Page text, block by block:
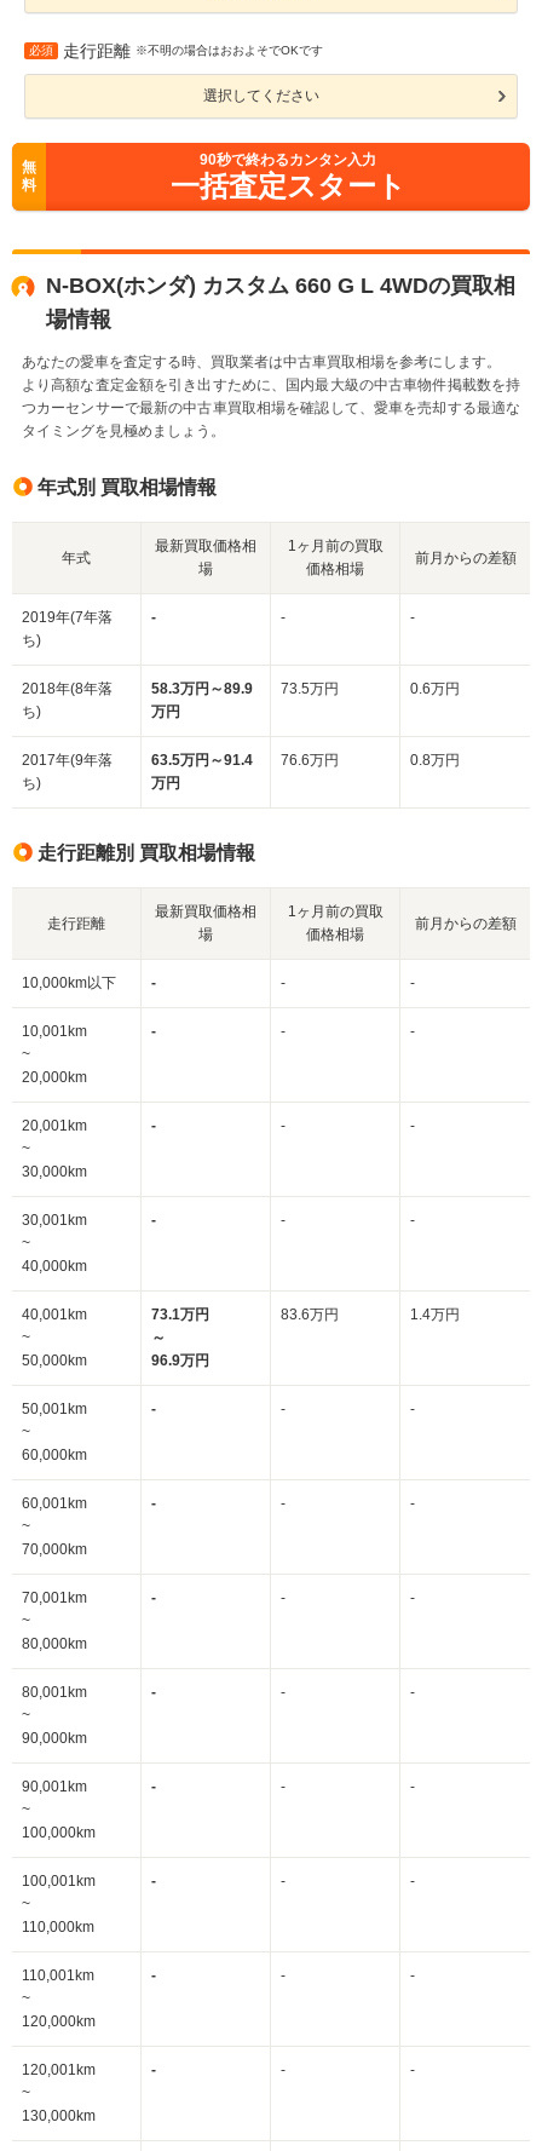
必須 走行距離 ※不明の場合はおおよそでOKです
選択してください
無
料
90秒で終わるカンタン入力
一括査定スタート
N-BOX(ホンダ) カスタム 660 G L 4WDの買取相
場情報
あなたの愛車を査定する時、買取業者は中古車買取相場を参考にします。
より高額な査定金額を引き出すために、国内最大級の中古車物件掲載数を持
つカーセンサーで最新の中古車買取相場を確認して、愛車を売却する最適な
タイミングを見極めましょう。
年式別 買取相場情報
年式
最新買取価格相
場
1ヶ月前の買取
価格相場
前月からの差額
2019年(7年落
ち)
- - -
2018年(8年落
ち)
58.3万円～89.9
万円
73.5万円 0.6万円
2017年(9年落
ち)
63.5万円～91.4
万円
76.6万円 0.8万円
走行距離別 買取相場情報
走行距離
最新買取価格相
場
1ヶ月前の買取
価格相場
前月からの差額
10,000km以下 - - -
10,001km
~
20,000km
- - -
20,001km
~
30,000km
- - -
30,001km
~
40,000km
- - -
40,001km
~
50,000km
73.1万円
～
96.9万円
83.6万円 1.4万円
50,001km
~
60,000km
- - -
60,001km
~
70,000km
- - -
70,001km
~
80,000km
- - -
80,001km
~
90,000km
- - -
90,001km
~
100,000km
- - -
100,001km
~
110,000km
- - -
110,001km
~
120,000km
- - -
120,001km
~
130,000km
- - -